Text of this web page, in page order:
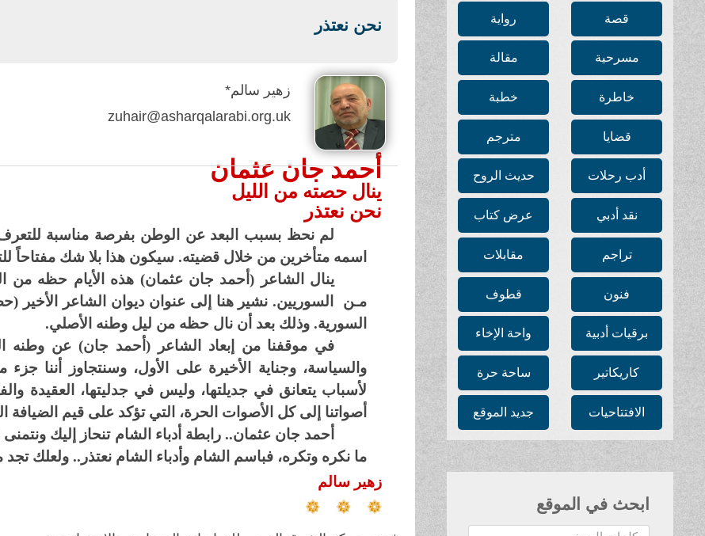
قصة رواية
مسرحية مقالة
خاطرة خطبة
قضايا مترجم
أدب رحلات حديث الروح
نقد أدبي عرض كتاب
تراجم مقابلات
فنون قطوف
برقيات أدبية واحة الإخاء
كاريكاتير ساحة حرة
الافتتاحيات جديد الموقع
ابحث في الموقع
نحن نعتذر
زهير سالم*
zuhair@asharqalarabi.org.uk
أحمد جان عثمان
ينال حصته من الليل
نحن نعتذر
لم نحظ بسبب البعد عن الوطن بفرصة مناسبة
اسمه متأخرين من خلال قضيته. سيكون هذا بلا شك مفتاحاً
ينال الشاعر (أحمد جان عثمان) هذه الأيام حظه من
مـن
السوريين. نشير هنا إلى عنوان ديوان الشاعر
السورية. وذلك بعد أن نال حظه من ليل وطنه الأصلي.
في موقفنا من إبعاد الشاعر (أحمد جان) عن وطنه
والسياسة، وجناية الأخيرة على الأول، وسنتجاوز أننا
لأسباب يتعانق في جديلتها، وليس في جدليتها، العقيدة
أصواتنا إلى كل الأصوات الحرة، التي تؤكد على قيم الضيافة
أحمد جان عثمان.. رابطة أدباء الشام تنحاز إليك
ما نكره وتكره، فباسم الشام وأدباء الشام نعتذر.. ولعلك
زهير سالم